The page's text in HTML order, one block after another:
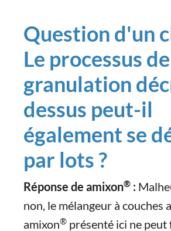
Question d'un
Le processus de
granulation
dessus peut-il
également se
par lots ?
Réponse de amixon® :
non, le mélangeur à couches
amixon® présenté ici ne